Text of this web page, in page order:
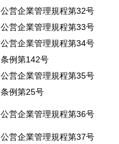
公営企業管理規程第32号
公営企業管理規程第33号
公営企業管理規程第34号
条例第142号
公営企業管理規程第35号
条例第25号
公営企業管理規程第36号
公営企業管理規程第37号